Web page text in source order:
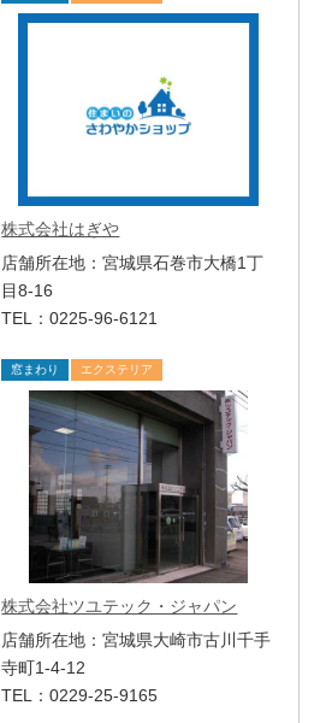
株式会社はぎや
店舗所在地：宮城県石巻市大橋1丁
目8-16
TEL：0225-96-6121
窓まわり エクステリア
株式会社ツユテック・ジャパン
店舗所在地：宮城県大崎市古川千手
寺町1-4-12
TEL：0229-25-9165